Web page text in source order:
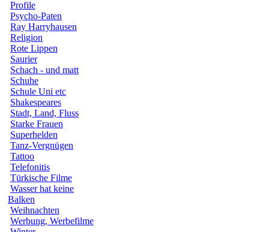
Profile
Psycho-Paten
Ray Harryhausen
Religion
Rote Lippen
Saurier
Schach - und matt
Schuhe
Schule Uni etc
Shakespeares
Stadt, Land, Fluss
Starke Frauen
Superhelden
Tanz-Vergnügen
Tattoo
Telefonitis
Türkische Filme
Wasser hat keine
Balken
Weihnachten
Werbung, Werbefilme